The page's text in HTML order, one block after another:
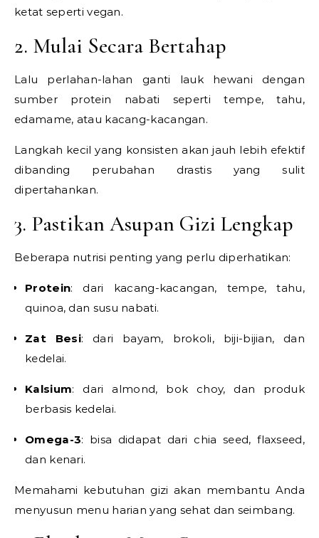
ketat seperti vegan.
2. Mulai Secara Bertahap
Lalu perlahan-lahan ganti lauk hewani dengan
sumber protein nabati seperti tempe, tahu,
edamame, atau kacang-kacangan.
Langkah kecil yang konsisten akan jauh lebih efektif
dibanding perubahan drastis yang sulit
dipertahankan.
3. Pastikan Asupan Gizi Lengkap
Beberapa nutrisi penting yang perlu diperhatikan:
Protein: dari kacang-kacangan, tempe, tahu,
quinoa, dan susu nabati.
Zat Besi: dari bayam, brokoli, biji-bijian, dan
kedelai.
Kalsium: dari almond, bok choy, dan produk
berbasis kedelai.
Omega-3: bisa didapat dari chia seed, flaxseed,
dan kenari.
Memahami kebutuhan gizi akan membantu Anda
menyusun menu harian yang sehat dan seimbang.